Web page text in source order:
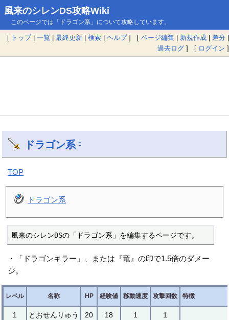
風来のシレンDS攻略Wiki
このページでは「ドラゴン系」について攻略しています。
[ トップ| 一覧 | 最終更新 | 検索 | ヘルプ] [ ページ編集 | 新規作成 | 差分 |
過去ログ ] [ ログイン ]
ドラゴン系 †
TOP
ドラゴン系
風来のシレンDSの「ドラゴン系」を編集するページです。
・「ドラゴンキラー」、または『竜』の印で1.5倍のダメー
ジ。
レベル 名称 HP 経験値 移動速度 攻撃回数 特徴
1 とおせんりゅう 20 18 1
1